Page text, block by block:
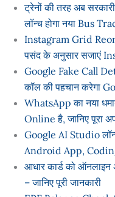
ट्रेनों की तरह अब
लॉन्च होगा नया Bus
Instagram Grid
पसंद के अनुसार सजाएं
Google Fake Call
कॉल की पहचान करेगा
WhatsApp का नया
Online है, जानिए पूरा
Google AI Studio
Android App,
आधार कार्ड को
– जानिए पूरी जानकारी